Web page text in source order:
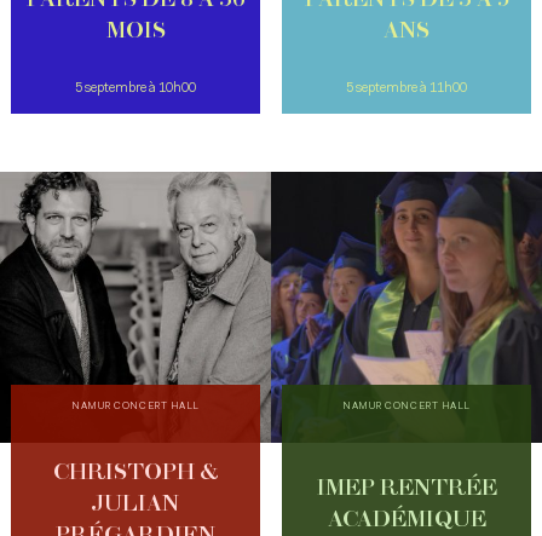
MOIS
5 septembre à 10h00
ANS
5 septembre à 11h00
NAMUR CONCERT HALL
CHRISTOPH &
JULIAN
NAMUR CONCERT HALL
IMEP RENTRÉE
ACADÉMIQUE